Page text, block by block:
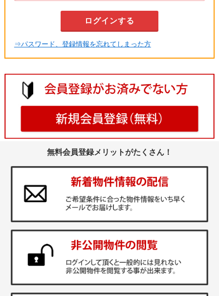
⇒パスワード、登録情報を忘れてしまった方
無料会員登録メリットがたくさん！